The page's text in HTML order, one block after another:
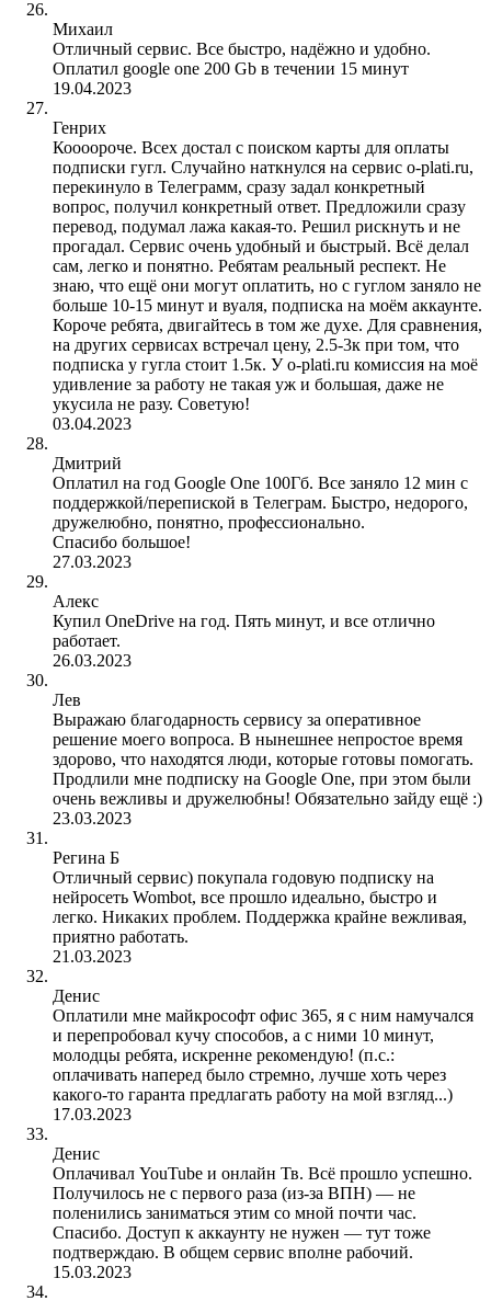
Михаил
Отличный сервис. Все быстро, надёжно и удобно.
Оплатил google one 200 Gb в течении 15 минут
19.04.2023
Генрих
Коооороче. Всех достал с поиском карты для оплаты
подписки гугл. Случайно наткнулся на сервис o-plati.ru,
перекинуло в Телеграмм, сразу задал конкретный
вопрос, получил конкретный ответ. Предложили сразу
перевод, подумал лажа какая-то. Решил рискнуть и не
прогадал. Сервис очень удобный и быстрый. Всё делал
сам, легко и понятно. Ребятам реальный респект. Не
знаю, что ещё они могут оплатить, но с гуглом заняло не
больше 10-15 минут и вуаля, подписка на моём аккаунте.
Короче ребята, двигайтесь в том же духе. Для сравнения,
на других сервисах встречал цену, 2.5-3к при том, что
подписка у гугла стоит 1.5к. У o-plati.ru комиссия на моё
удивление за работу не такая уж и большая, даже не
укусила не разу. Советую!
03.04.2023
Дмитрий
Оплатил на год Google One 100Гб. Все заняло 12 мин с
поддержкой/перепиской в Телеграм. Быстро, недорого,
дружелюбно, понятно, профессионально.
Спасибо большое!
27.03.2023
Алекс
Купил OneDrive на год. Пять минут, и все отлично
работает.
26.03.2023
Лев
Выражаю благодарность сервису за оперативное
решение моего вопроса. В нынешнее непростое время
здорово, что находятся люди, которые готовы помогать.
Продлили мне подписку на Google One, при этом были
очень вежливы и дружелюбны! Обязательно зайду ещё :)
23.03.2023
Регина Б
Отличный сервис) покупала годовую подписку на
нейросеть Wombot, все прошло идеально, быстро и
легко. Никаких проблем. Поддержка крайне вежливая,
приятно работать.
21.03.2023
Денис
Оплатили мне майкрософт офис 365, я с ним намучался
и перепробовал кучу способов, а с ними 10 минут,
молодцы ребята, искренне рекомендую! (п.с.:
оплачивать наперед было стремно, лучше хоть через
какого-то гаранта предлагать работу на мой взгляд...)
17.03.2023
Денис
Оплачивал YouTube и онлайн Тв. Всё прошло успешно.
Получилось не с первого раза (из-за ВПН) — не
поленились заниматься этим со мной почти час.
Спасибо. Доступ к аккаунту не нужен — тут тоже
подтверждаю. В общем сервис вполне рабочий.
15.03.2023